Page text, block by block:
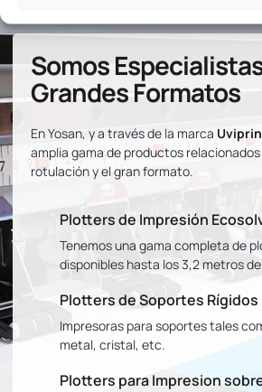
Somos
Grandes Formatos
En Yosan, y a través de la marca
amplia gama de productos
rotulación y el gran formato.
Plotters de Impresión
Tenemos una gama completa de
disponibles hasta los 3,2 metros
Plotters de Soportes Rígidos
Impresoras para soportes tales
metal, cristal, etc.
Plotters para Impresion